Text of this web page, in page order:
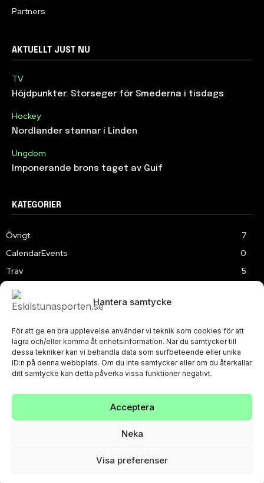
Hantera samtycke
För att ge en bra upplevelse använder vi teknik som cookies för att
lagra och/eller komma åt enhetsinformation. När du samtycker till
dessa tekniker kan vi behandla data som surfbeteende eller unika
ID:n på denna webbplats. Om du inte samtycker eller om du återkallar
ditt samtycke kan detta påverka vissa funktioner negativt.
Acceptera
Neka
Visa preferenser
Partners
AKTUELLT JUST NU
TV
Höjdpunkter: Storseger för Smederna i tisdags
Hockey
Nordlander stannar i Linden
Ungdom
Imponerande brons taget av Guif
KATEGORIER
Övrigt
7
CalendarEvents
0
Trav
5
TV
Samhällsprojekt
Slalom
PRIVACY POLICY
© Eskilstunasporten.se 2024-2026